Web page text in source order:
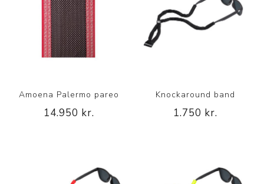
Amoena Palermo pareo
14.950 kr.
Knockaround band
1.750 kr.